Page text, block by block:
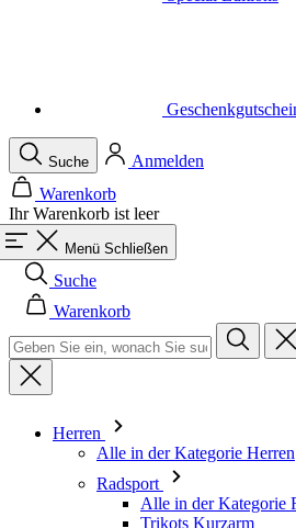
Ihr Warenkorb ist leer
Menü Schließen
Suche
Warenkorb
Herren
Alle in der Kategorie Herren
Trikots Langarm
Westen
Jacken
Kurze Hosen